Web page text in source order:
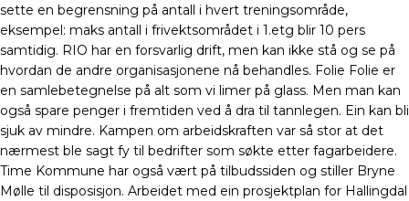
sette en begrensning på antall i hvert treningsområde,
eksempel: maks antall i frivektsområdet i 1.etg blir 10 pers
samtidig. RIO har en forsvarlig drift, men kan ikke stå og se på
hvordan de andre organisasjonene nå behandles. Folie Folie er
en samlebetegnelse på alt som vi limer på glass. Men man kan
også spare penger i fremtiden ved å dra til tannlegen. Ein kan bli
sjuk av mindre. Kampen om arbeidskraften var så stor at det
nærmest ble sagt fy til bedrifter som søkte etter fagarbeidere.
Time Kommune har også vært på tilbudssiden og stiller Bryne
Mølle til disposisjon. Arbeidet med ein prosjektplan for Hallingdal